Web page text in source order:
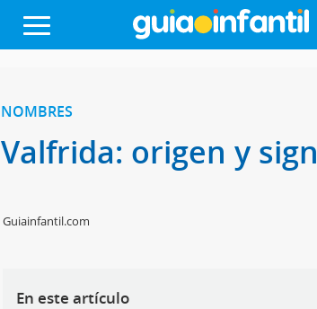
NOMBRES
Valfrida: origen y
Guiainfantil.com
En este artículo